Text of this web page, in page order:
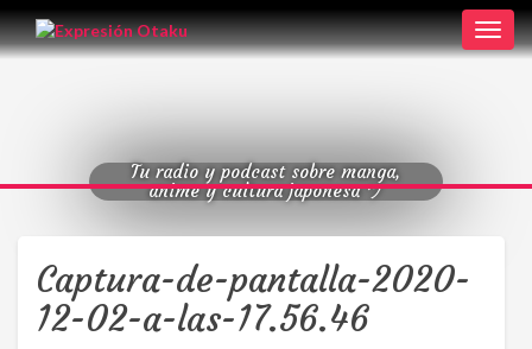
Tu radio y podcast sobre manga,
anime y cultura japonesa ツ
Captura-de-pantalla-2020-
12-02-a-las-17.56.46